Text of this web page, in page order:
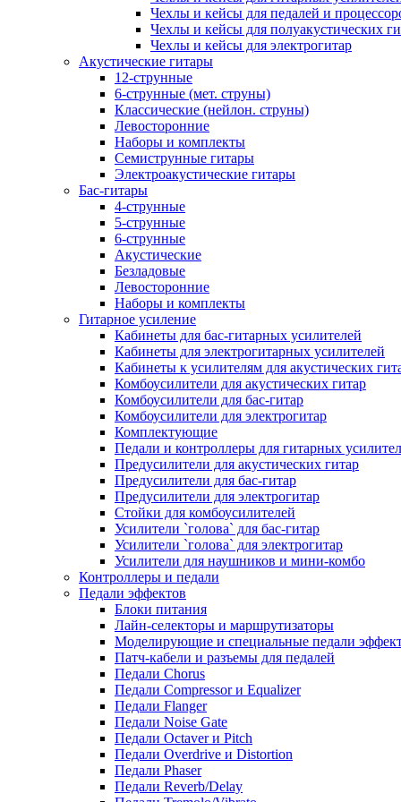
Чехлы и кейсы для педалей и
Чехлы и кейсы для полуакустических
Чехлы и кейсы для электрогитар
Акустические гитары
12-струнные
6-струнные (мет. струны)
Классические (нейлон. струны)
Левосторонние
Наборы и комплекты
Семиструнные гитары
Электроакустические гитары
Бас-гитары
4-струнные
5-струнные
6-струнные
Акустические
Безладовые
Левосторонние
Наборы и комплекты
Гитарное усиление
Кабинеты для бас-гитарных усилителей
Кабинеты для электрогитарных усилителей
Кабинеты к усилителям для акустических
Комбоусилители для акустических гитар
Комбоусилители для бас-гитар
Комбоусилители для электрогитар
Комплектующие
Педали и контроллеры для гитарных
Предусилители для акустических гитар
Предусилители для бас-гитар
Предусилители для электрогитар
Стойки для комбоусилителей
Усилители `голова` для бас-гитар
Усилители `голова` для электрогитар
Усилители для наушников и мини-комбо
Контроллеры и педали
Педали эффектов
Блоки питания
Лайн-селекторы и маршрутизаторы
Моделирующие и специальные педали
Патч-кабели и разъемы для педалей
Педали Chorus
Педали Compressor и Equalizer
Педали Flanger
Педали Noise Gate
Педали Octaver и Pitch
Педали Overdrive и Distortion
Педали Phaser
Педали Reverb/Delay